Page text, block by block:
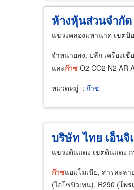
ห้างหุ้นส่วนจำกั
แขวงคลองมหานาค เขตป้
จำหน่ายส่ง, ปลีก เครื่องเ
และก๊าซ O2 CO2 N2 AR
หมวดหมู่ : ก๊าซ
บริษัท ไทย เอ็นจิ
แขวงดินแดง เขตดินแดง
ก๊าซแอมโมเนีย, สารละลา
(ไอโซบิวเทน), R290 (โพ